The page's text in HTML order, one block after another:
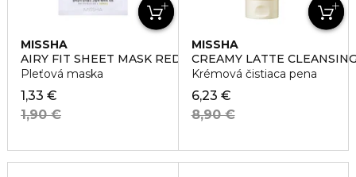
MISSHA
AIRY FIT SHEET MASK RED GINSENG
Pleťová maska
1,33 €
1,90 €
MISSHA
CREAMY LATTE
Krémová čistiaca pena
6,23 €
8,90 €